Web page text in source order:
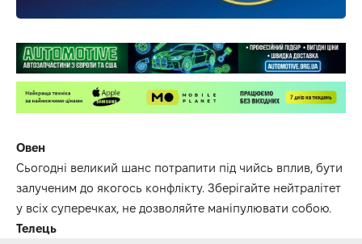
Овен
Сьогодні великий шанс потрапити під чийсь вплив, бути
залученим до якогось конфлікту. Зберігайте нейтралітет
у всіх суперечках, не дозволяйте маніпулювати собою.
Телець